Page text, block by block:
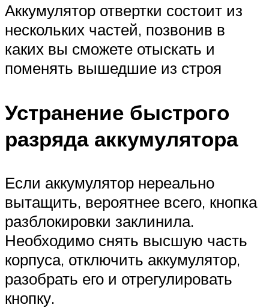
Аккумулятор отвертки состоит из
нескольких частей, позвонив в
каких вы сможете отыскать и
поменять вышедшие из строя
Устранение быстрого
разряда аккумулятора
Если аккумулятор нереально
вытащить, вероятнее всего, кнопка
разблокировки заклинила.
Необходимо снять высшую часть
корпуса, отключить аккумулятор,
разобрать его и отрегулировать
кнопку.